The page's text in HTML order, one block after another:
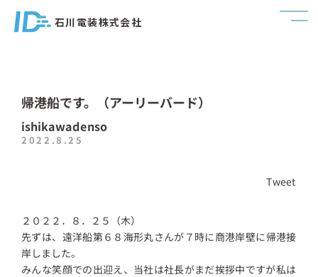
石川電装株式会社
帰港船です。（アーリーバード）
ishikawadenso
2022.8.25
Tweet
２０２２．８．２５（木）
先ずは、遠洋船第６８海形丸さんが７時に商港岸壁に帰港接
岸しました。
みんな笑顔での出迎え、当社は社長がまだ挨拶中ですが私は